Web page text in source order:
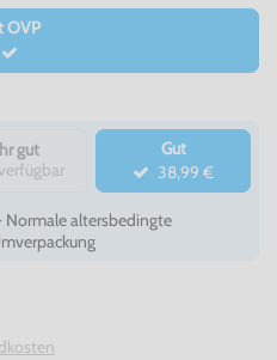
OVP
gut
Gut
38,99 €
altersbedingte